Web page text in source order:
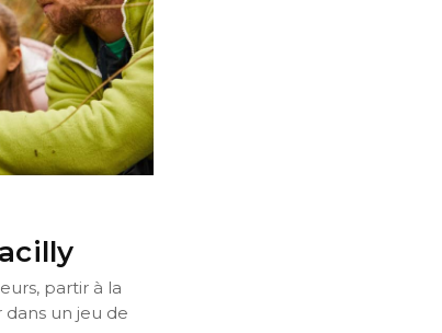
partir à la
dans un jeu de